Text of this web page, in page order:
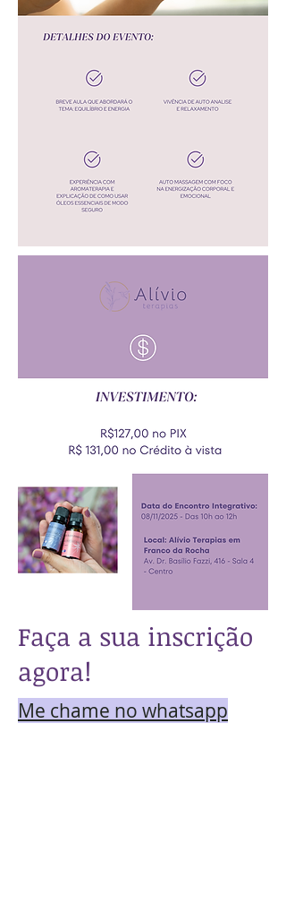
Faça a sua inscrição
agora!
Me chame no whatsapp